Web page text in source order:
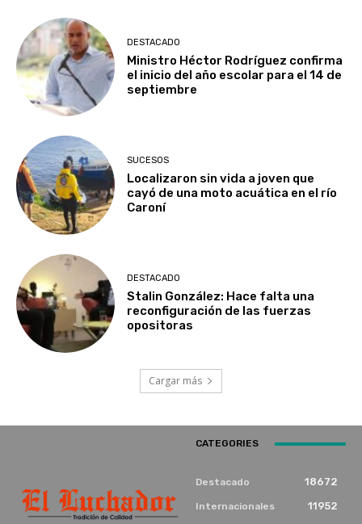
DESTACADO
Ministro Héctor Rodríguez confirma
el inicio del año escolar para el 14 de
septiembre
SUCESOS
Localizaron sin vida a joven que
cayó de una moto acuática en el río
Caroní
DESTACADO
Stalin González: Hace falta una
reconfiguración de las fuerzas
opositoras
Cargar más
CATEGORIES
Destacado 18672
Internacionales 11952